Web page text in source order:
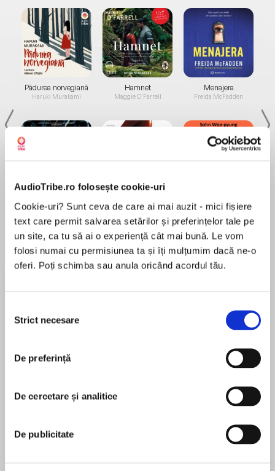
AudioTribe.ro folosește cookie-uri
Cookie-uri? Sunt ceva de care ai mai auzit - mici fișiere
text care permit salvarea setărilor și preferințelor tale pe
un site, ca tu să ai o experiență cât mai bună. Le vom
folosi numai cu permisiunea ta și îți mulțumim dacă ne-o
oferi. Poți schimba sau anula oricând acordul tău.
consimțământului
Strict necesare
De preferință
De cercetare și analitice
De publicitate
Pădurea norvegiană
Haruki Murakami
de...
Dani Francis
Hamnet
Maggie O'Farrell
la...
Lauren Weisberger
Menajera
Freida McFadden
Sohn Won-pyung
ciuperci cresc de lună plină, însă este un mit
descântecele pe care le lansăm în lume, miturile
și poveștile pe care sunt bazate au o forță. Au
sau, din contră, de a invizibiliza și a minimiza.
Acest volum de poeme scris de Nóra Ugron își
comunitate, atât locală cât și globală, de voci
În acest moment nu există recenzii
pentru această carte